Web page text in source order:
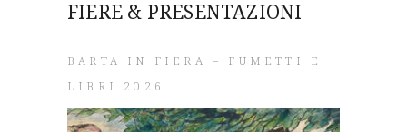
FIERE & PRESENTAZIONI
BARTA IN FIERA – FUMETTI E
LIBRI 2026